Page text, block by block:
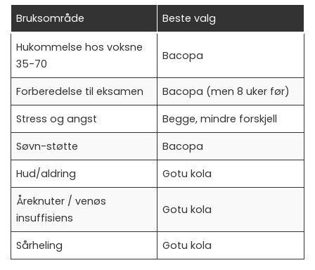
Bruksområde Beste valg
Hukommelse hos voksne
35-70
Bacopa
Forberedelse til eksamen
Bacopa (men 8 uker før)
Stress og angst
Begge, mindre forskjell
Søvn-støtte
Bacopa
Hud/aldring
Gotu kola
Åreknuter / venøs
insuffisiens
Gotu kola
Sårheling Gotu kola